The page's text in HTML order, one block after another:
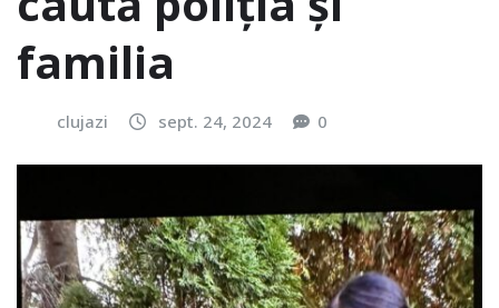
familia
clujazi sept. 24, 2024 0